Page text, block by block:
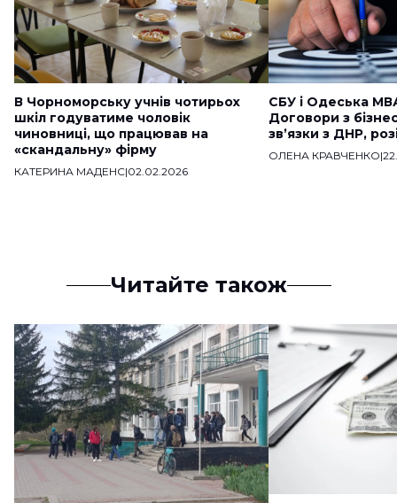
В Чорноморську учнів чотирьох
шкіл годуватиме чоловік
чиновниці, що працював на
«скандальну» фірму
КАТЕРИНА МАДЕНС|02.02.2026
СБУ і Одеська
Договори з
звʼязки з ДНР,
ОЛЕНА КРАВЧЕНКО|
Читайте також